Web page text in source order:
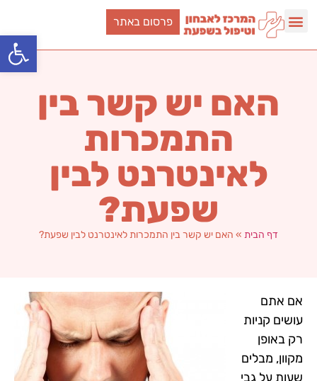
פתח
פרסום באתר
האם יש קשר בין
התמכרות
לאינטרנט לבין
שפעת?
דף הבית » האם יש קשר בין התמכרות לאינטרנט לבין שפעת?
אם אתם
עושים קניות
רק באופן
מקוון, מבלים
שעות על גבי